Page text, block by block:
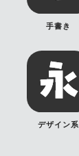
手書き
デザイン系